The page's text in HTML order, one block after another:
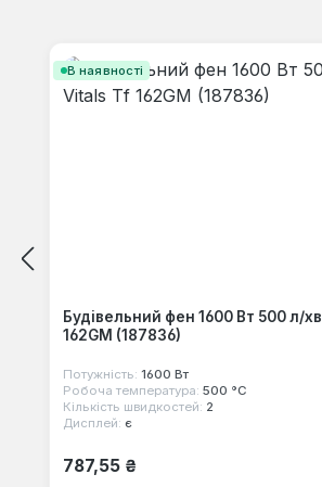
В наявності
Будівельний фен 1600 Вт 500 л/
162GM (187836)
Потужність: 1600 Вт
Робоча температура: 500 °С
Кількість швидкостей: 2
Дисплей: є
Звичайна ціна:
787,55 ₴